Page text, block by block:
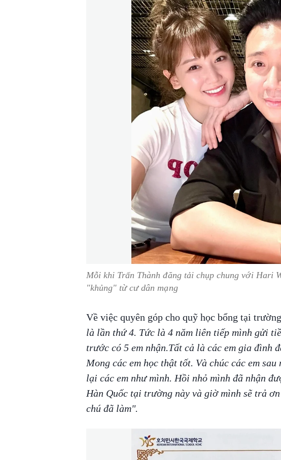
Mỗi khi Trấn Thành đăng tải chụp chung với Hari
"khủng" từ cư dân mạng
Về việc quyên góp cho quỹ học bổng tại
là lần thứ 4. Tức là 4 năm liên tiếp mình gửi
trước có 5 em nhận.Tất cả là các em gia đình
Mong các em học thật tốt. Và chúc các em
lại các em như mình. Hồi nhỏ mình đã nhận
Hàn Quốc tại trường này và giờ mình sẽ trả
chú đã làm".